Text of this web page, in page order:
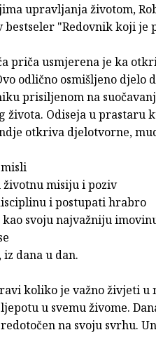
upravljanja životom,
"Redovnik koji je
priča usmjerena je ka
odlično osmišljeno djelo
prisiljenom na
života. Odiseja u
otkriva djelotvorne,
misiju i poziv
i postupati hrabro
svoju najvažniju
dana u dan.
koliko je važno živjeti u
u svemu živome.
na svoju svrhu.